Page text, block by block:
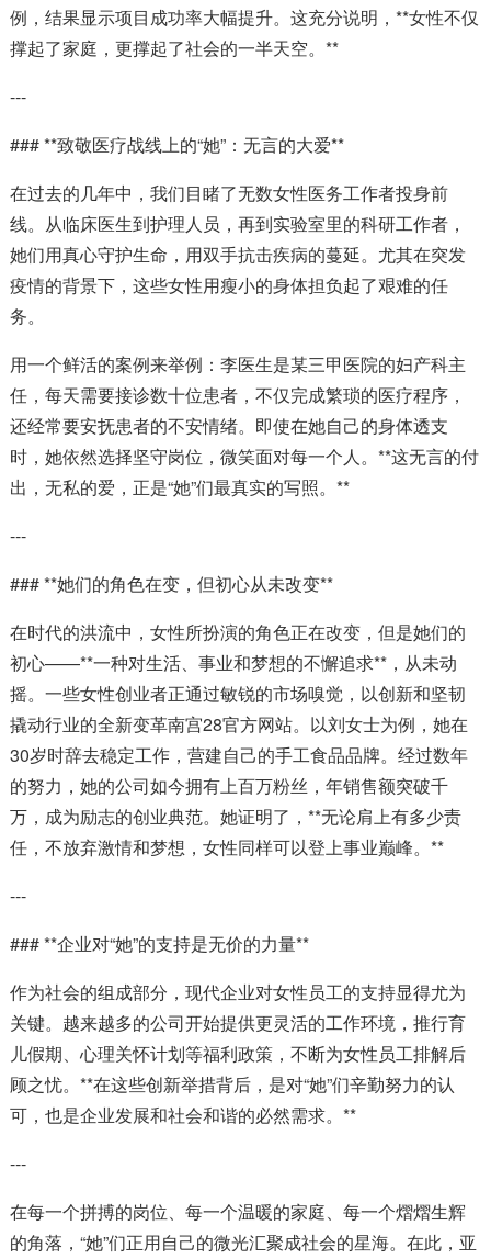
例，结果显示项目成功率大幅提升。这充分说明，**女性不仅
撑起了家庭，更撑起了社会的一半天空。**
---
### **致敬医疗战线上的“她”：无言的大爱**
在过去的几年中，我们目睹了无数女性医务工作者投身前
线。从临床医生到护理人员，再到实验室里的科研工作者，
她们用真心守护生命，用双手抗击疾病的蔓延。尤其在突发
疫情的背景下，这些女性用瘦小的身体担负起了艰难的任
务。
用一个鲜活的案例来举例：李医生是某三甲医院的妇产科主
任，每天需要接诊数十位患者，不仅完成繁琐的医疗程序，
还经常要安抚患者的不安情绪。即使在她自己的身体透支
时，她依然选择坚守岗位，微笑面对每一个人。**这无言的付
出，无私的爱，正是“她”们最真实的写照。**
---
### **她们的角色在变，但初心从未改变**
在时代的洪流中，女性所扮演的角色正在改变，但是她们的
初心——**一种对生活、事业和梦想的不懈追求**，从未动
摇。一些女性创业者正通过敏锐的市场嗅觉，以创新和坚韧
撬动行业的全新变革南宫28官方网站。以刘女士为例，她在
30岁时辞去稳定工作，营建自己的手工食品品牌。经过数年
的努力，她的公司如今拥有上百万粉丝，年销售额突破千
万，成为励志的创业典范。她证明了，**无论肩上有多少责
任，不放弃激情和梦想，女性同样可以登上事业巅峰。**
---
### **企业对“她”的支持是无价的力量**
作为社会的组成部分，现代企业对女性员工的支持显得尤为
关键。越来越多的公司开始提供更灵活的工作环境，推行育
儿假期、心理关怀计划等福利政策，不断为女性员工排解后
顾之忧。**在这些创新举措背后，是对“她”们辛勤努力的认
可，也是企业发展和社会和谐的必然需求。**
---
在每一个拼搏的岗位、每一个温暖的家庭、每一个熠熠生辉
的角落，“她”们正用自己的微光汇聚成社会的星海。在此，亚